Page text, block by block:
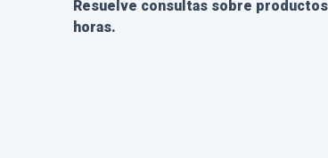
Resuelve consultas sobre
horas.